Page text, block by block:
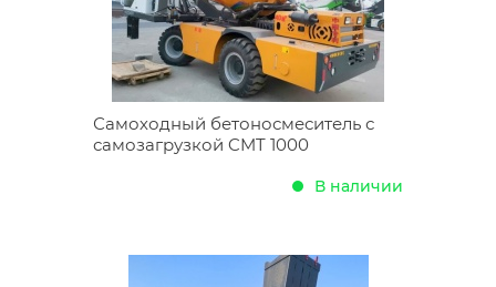
Самоходный бетоносмеситель с
самозагрузкой CMT 1000
В наличии